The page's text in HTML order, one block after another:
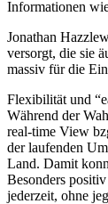
Informationen
Jonathan
versorgt, die sie
massiv für die
Flexibilität und
Während der
real-time View
der laufenden
Land. Damit
Besonders
jederzeit, ohne